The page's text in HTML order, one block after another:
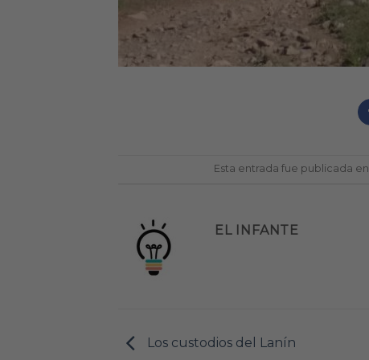
Esta entrada fue publicada en
EL INFANTE
Los custodios del Lanín